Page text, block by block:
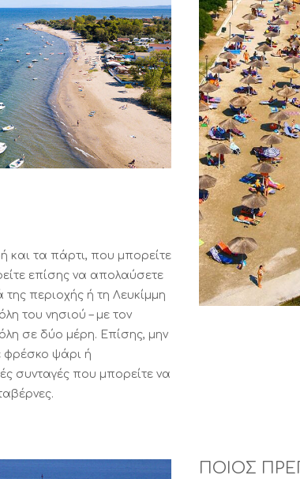
και τα πάρτι, που μπορείτε
επίσης να απολαύσετε
περιοχής ή τη Λευκίμμη
του νησιού – με τον
σε δύο μέρη. Επίσης, μην
φρέσκο ​​ψάρι ή
συνταγές που μπορείτε να
ΠΟΙΟΣ